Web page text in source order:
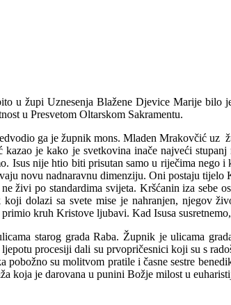
u župi Uznesenja Blažene Djevice Marije bilo
u Presvetom Oltarskom Sakramentu.
ga je župnik mons. Mladen Mrakovčić
je kako je svetkovina inače najveći
Isus nije htio biti prisutan samo u riječima
novu nadnaravnu dimenziju. Oni postaju
živi po standardima svijeta. Kršćanin iza
dolazi sa svete mise je nahranjen, njegov
kruh Kristove ljubavi. Kad Isusa
starog grada Raba. Župnik je ulicama
procesiji dali su prvopričesnici koji su s
su molitvom pratile i časne sestre
koja je darovana u punini Božje milost u